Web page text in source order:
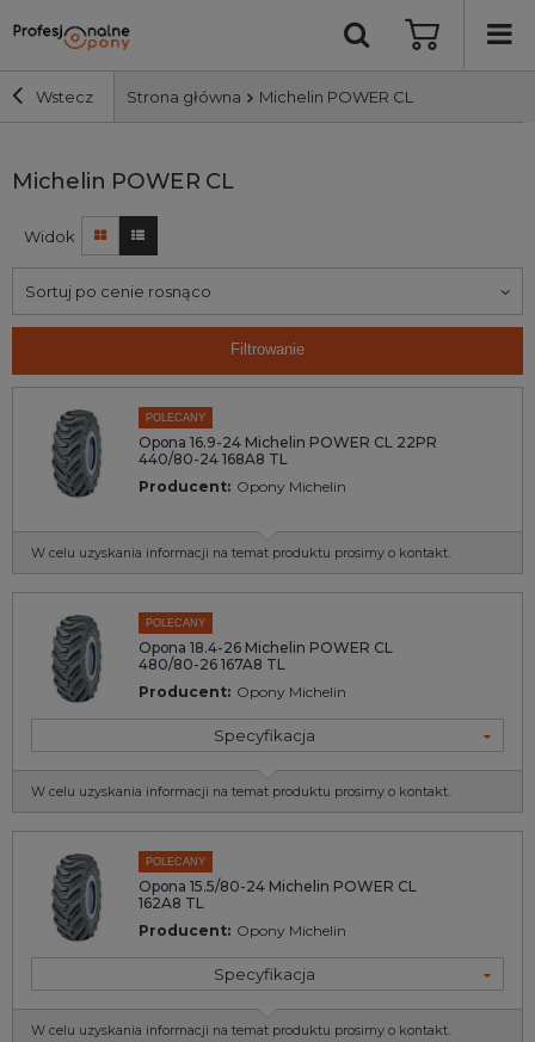
Wstecz Strona główna Michelin POWER CL
Szerokość i profil
Średnica
Producent
Nośność
Wyszukaj
Michelin POWER CL
Widok
Sortuj po cenie rosnąco
Filtrowanie
POLECANY
Opona 16.9-24 Michelin POWER CL 22PR
440/80-24 168A8 TL
Producent: Opony Michelin
W celu uzyskania informacji na temat produktu prosimy o kontakt.
POLECANY
Opona 18.4-26 Michelin POWER CL
480/80-26 167A8 TL
Producent: Opony Michelin
Specyfikacja
W celu uzyskania informacji na temat produktu prosimy o kontakt.
POLECANY
Opona 15.5/80-24 Michelin POWER CL
162A8 TL
Producent: Opony Michelin
Specyfikacja
W celu uzyskania informacji na temat produktu prosimy o kontakt.